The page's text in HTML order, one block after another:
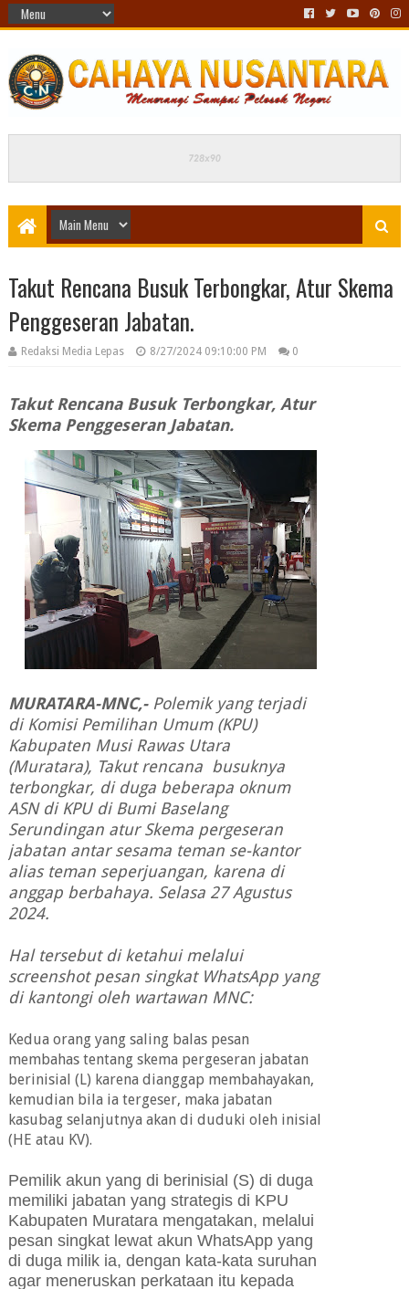
Takut Rencana Busuk Terbongkar, Atur Skema
Penggeseran Jabatan.
Redaksi Media Lepas 8/27/2024 09:10:00 PM 0
Takut Rencana Busuk Terbongkar, Atur
Skema Penggeseran Jabatan.
MURATARA-MNC,- Polemik yang terjadi
di Komisi Pemilihan Umum (KPU)
Kabupaten Musi Rawas Utara
(Muratara), Takut rencana busuknya
terbongkar, di duga beberapa oknum
ASN di KPU di Bumi Baselang
Serundingan atur Skema pergeseran
jabatan antar sesama teman se-kantor
alias teman seperjuangan, karena di
anggap berbahaya. Selasa 27 Agustus
2024.
Hal tersebut di ketahui melalui
screenshot pesan singkat WhatsApp yang
di kantongi oleh wartawan MNC:
Kedua orang yang saling balas pesan
membahas tentang skema pergeseran jabatan
berinisial (L) karena dianggap membahayakan,
kemudian bila ia tergeser, maka jabatan
kasubag selanjutnya akan di duduki oleh inisial
(HE atau KV).
Pemilik akun yang di berinisial (S) di duga
memiliki jabatan yang strategis di KPU
Kabupaten Muratara mengatakan, melalui
pesan singkat lewat akun WhatsApp yang
di duga milik ia, dengan kata-kata suruhan
agar meneruskan perkataan itu kepada